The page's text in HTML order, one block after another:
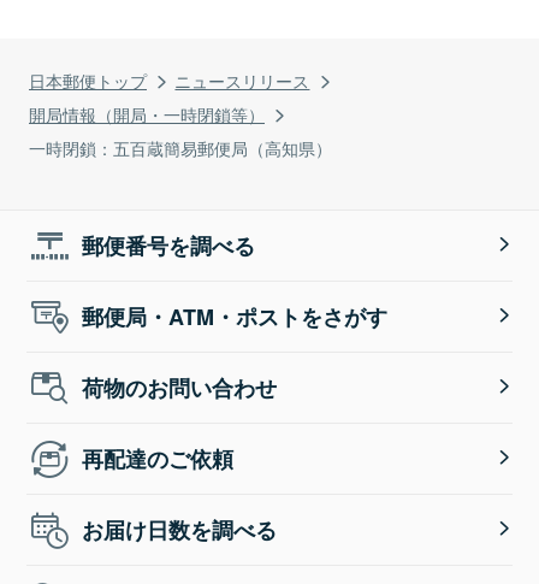
日本郵便トップ
ニュースリリース
開局情報（開局・一時閉鎖等）
一時閉鎖：五百蔵簡易郵便局（高知県）
郵便番号を調べる
郵便局・ATM・ポストをさがす
荷物のお問い合わせ
再配達のご依頼
お届け日数を調べる